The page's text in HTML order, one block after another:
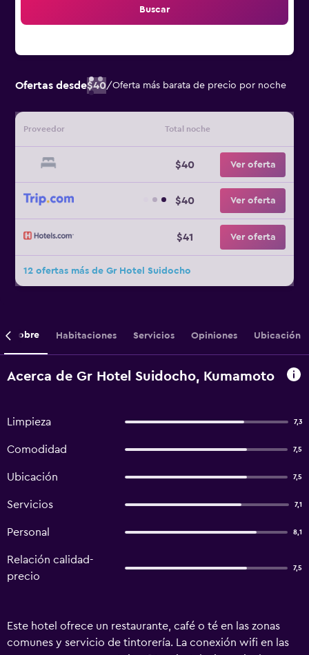
Buscar
Ofertas desde$40/Oferta más barata de precio por noche
Proveedor Total noche
$40 Ver oferta
$40 Ver oferta
$41 Ver oferta
12 ofertas más de Gr Hotel Suidocho
Sobre Habitaciones Servicios Opiniones Ubicación
Acerca de Gr Hotel Suidocho, Kumamoto
Limpieza 7,3
Comodidad 7,5
Ubicación 7,5
Servicios 7,1
Personal 8,1
Relación calidad-
precio
7,5
Este hotel ofrece un restaurante, café o té en las zonas
comunes y servicio de tintorería. La conexión wifi en las